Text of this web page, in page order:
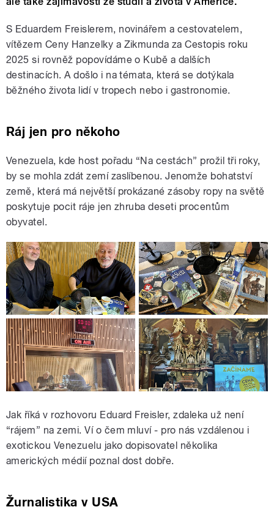
S Eduardem Freislerem, novinářem a cestovatelem,
vítězem Ceny Hanzelky a Zikmunda za Cestopis roku
2025 si rovněž popovídáme o Kubě a dalších
destinacích. A došlo i na témata, která se dotýkala
běžného života lidí v tropech nebo i gastronomie.
Ráj jen pro někoho
Venezuela, kde host pořadu “Na cestách” prožil tři roky,
by se mohla zdát zemí zaslíbenou. Jenomže bohatství
země, která má největší prokázané zásoby ropy na světě
poskytuje pocit ráje jen zhruba deseti procentům
obyvatel.
Jak říká v rozhovoru Eduard Freisler, zdaleka už není
“rájem” na zemi. Ví o čem mluví - pro nás vzdálenou i
exotickou Venezuelu jako dopisovatel několika
amerických médií poznal dost dobře.
Žurnalistika v USA